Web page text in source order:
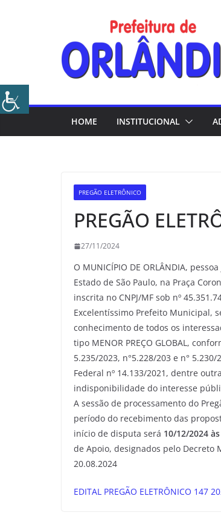
HOME INSTITUCIONAL
PREGÃO ELETRÔNICO
PREGÃO
27/11/2024
O MUNICÍPIO DE ORLÂNDIA,
Estado de São Paulo, na Praça
inscrita no CNPJ/MF sob nº
Excelentíssimo Prefeito Municipal,
conhecimento de todos os
tipo MENOR PREÇO GLOBAL,
5.235/2023, n°5.228/203 e n°
Federal nº 14.133/2021, dentre
indisponibilidade do interesse
A sessão de processamento do
período do recebimento das
início de disputa será 10/12/2024
de Apoio, designados pelo Decreto
20.08.2024
EDITAL PREGÃO ELETRÔNICO